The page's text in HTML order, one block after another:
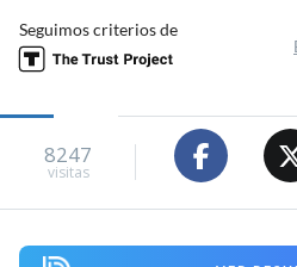
Seguimos criterios de
8247
visitas